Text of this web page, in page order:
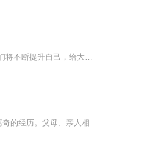
一部良心大作！内容精彩纷呈！绝对的经典作品给你，获奖作品，欢迎您的意见和建议，我们将不断提升自己，给大家呢带来更多优秀的作品。请大家多多支持，好听就请小伙伴一起来吧。只就是对我们最大的支持了。一部良心大作！内容精彩纷呈！绝对的经典作品给你，获奖作品，欢迎您的意见和建议，我们将不断提升自己，给大家呢带来更多优秀的作品。请大家多多支持，好听就请小伙伴一起来吧。只就是对我们最大的支持了。一部良心大作！内容精彩纷呈！绝对的经典作品给你，获奖作品，欢迎您的意见和建议，我们将不断提升自己...
海边长大，水性出奇的高寒，因为想挣500块钱，意外发现了一桩丑事，进而引发了一连串离奇的经历。父母、亲人相继葬身大海，只因一个恐怖的诅咒。神秘的科学大叔、奇怪的老村长、不争气的发小儿、还有诡异的宁宁~~~~~~胆大心细的他能否找出真相，破除诅咒呢...